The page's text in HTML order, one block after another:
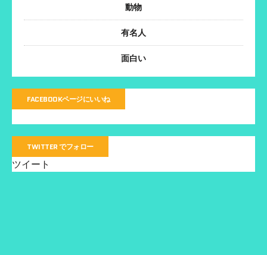
動物
有名人
面白い
FACEBOOKページにいいね
TWITTER でフォロー
ツイート